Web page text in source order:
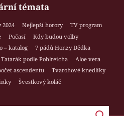
témata
Nejlepší horory
TV program
Počasí
Kdy budou volby
– katalog
7 pádů Honzy Dědka
Tatarák podle Pohlreicha
Aloe vera
ascendentu
Tvarohové knedlíky
Švestkový koláč